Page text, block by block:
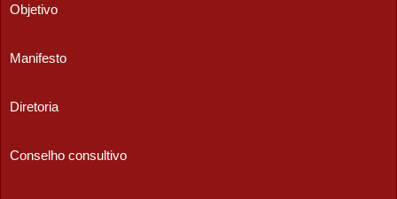
Objetivo
Manifesto
Diretoria
Conselho consultivo